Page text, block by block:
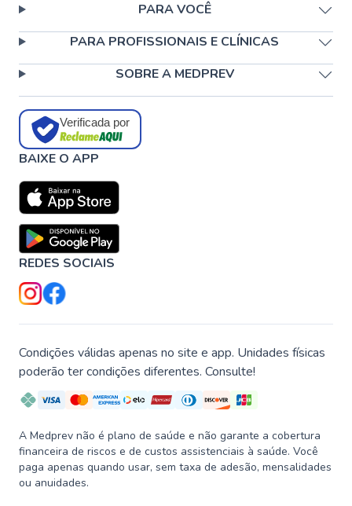
PARA VOCÊ
PARA PROFISSIONAIS E CLÍNICAS
SOBRE A MEDPREV
Verificada por
BAIXE O APP
REDES SOCIAIS
Condições válidas apenas no site e app. Unidades físicas
poderão ter condições diferentes. Consulte!
A Medprev não é plano de saúde e não garante a cobertura
financeira de riscos e de custos assistenciais à saúde. Você
paga apenas quando usar, sem taxa de adesão, mensalidades
ou anuidades.